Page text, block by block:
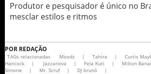
Produtor e pesquisador é único no
mesclar estilos e ritmos
POR REDAÇÃO
TAGs relacionadas Moodz | Tahira | Curtis
Hancock
| Jazzanova | Fela Kuti | Milton
Simone
| Mr. Scruf | DJ brunó |